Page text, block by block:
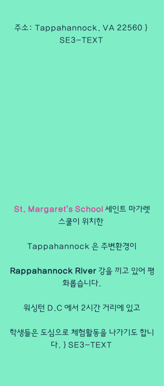
주소: Tappahannock. VA 22560 }
SE3-TEXT
St. Margaret's School 세인트 마가렛
스쿨이 위치한
Tappahannock 은 주변환경이
Rappahannock River 강을 끼고 있어 평
화롭습니다.
워싱턴 D.C 에서 2시간 거리에 있고
학생들은 도심으로 체험활동을 나가기도 합니
다. } SE3-TEXT